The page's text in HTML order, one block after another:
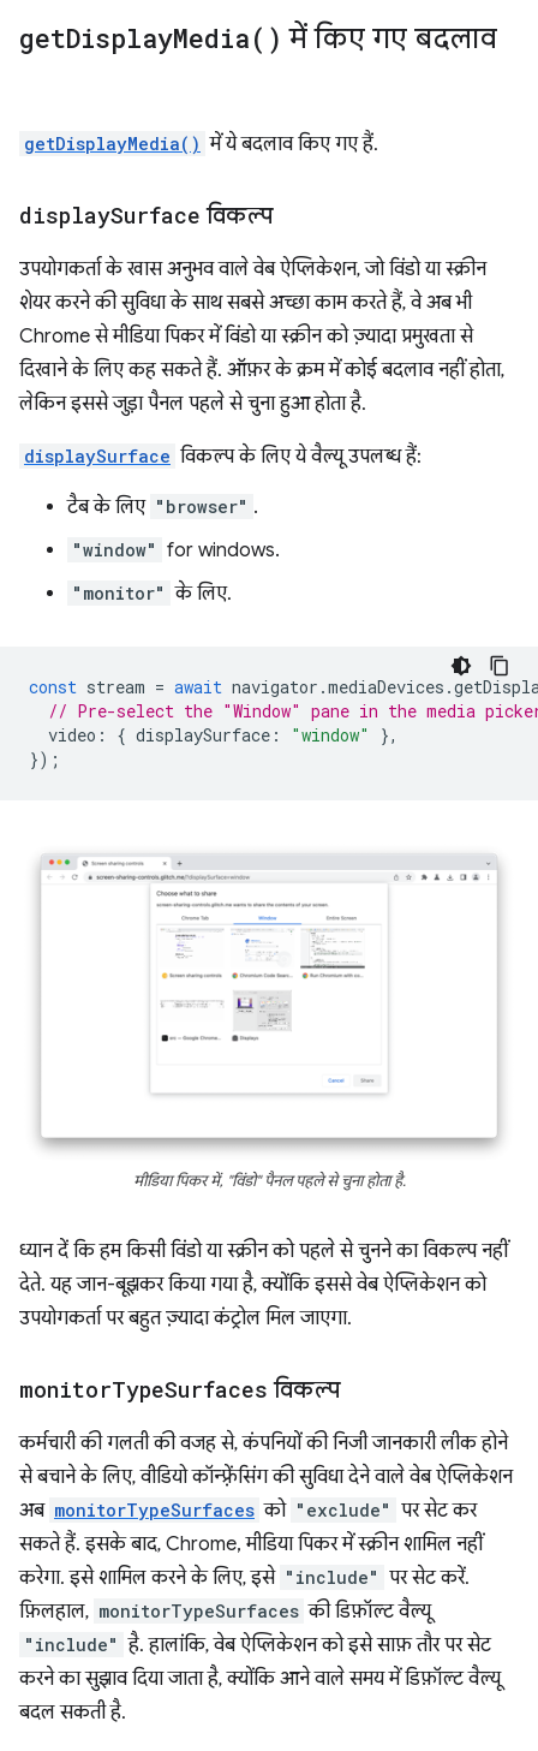
getDisplayMedia( ) में किए गए बदलाव
getDisplayMedia() में ये बदलाव किए गए हैं.
displaySurface विकल्प
उपयोगकर्ता के खास अनुभव वाले वेब ऐप्लिकेशन, जो विंडो या स्क्रीन
शेयर करने की सुविधा के साथ सबसे अच्छा काम करते हैं, वे अब भी
Chrome से मीडिया पिकर में विंडो या स्क्रीन को ज़्यादा प्रमुखता से
दिखाने के लिए कह सकते हैं. ऑफ़र के क्रम में कोई बदलाव नहीं होता,
लेकिन इससे जुड़ा पैनल पहले से चुना हुआ होता है.
displaySurface विकल्प के लिए ये वैल्यू उपलब्ध हैं:
टैब के लिए "browser" .
"window" for windows.
"monitor" के लिए.
const stream = await navigator .mediaDevices .
// Pre-select the "Window" pane in the media
video : { displaySurface : "window"
},
});
मीडिया पिकर में, "विंडो" पैनल पहले से चुना होता है.
ध्यान दें कि हम किसी विंडो या स्क्रीन को पहले से चुनने का विकल्प नहीं
देते. यह जान-बूझकर किया गया है, क्योंकि इससे वेब ऐप्लिकेशन को
उपयोगकर्ता पर बहुत ज़्यादा कंट्रोल मिल जाएगा.
monitorTypeSurfaces विकल्प
कर्मचारी की गलती की वजह से, कंपनियों की निजी जानकारी लीक होने
से बचाने के लिए, वीडियो कॉन्फ़्रेंसिंग की सुविधा देने वाले वेब ऐप्लिकेशन
अब monitorTypeSurfaces को "exclude" पर सेट कर
सकते हैं. इसके बाद, Chrome, मीडिया पिकर में स्क्रीन शामिल नहीं
करेगा. इसे शामिल करने के लिए, इसे "include" पर सेट करें.
फ़िलहाल, monitorTypeSurfaces की डिफ़ॉल्ट वैल्यू
"include" है. हालांकि, वेब ऐप्लिकेशन को इसे साफ़ तौर पर सेट
करने का सुझाव दिया जाता है, क्योंकि आने वाले समय में डिफ़ॉल्ट वैल्यू
बदल सकती है.